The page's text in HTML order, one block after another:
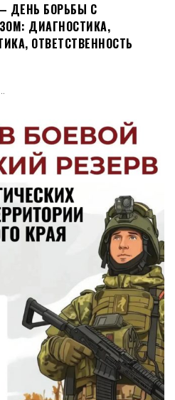
ДЕНЬ БОРЬБЫ С
ДИАГНОСТИКА,
ОТВЕТСТВЕННОСТЬ